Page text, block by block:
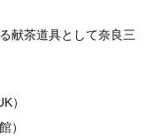
献茶道具として奈良三
）
）